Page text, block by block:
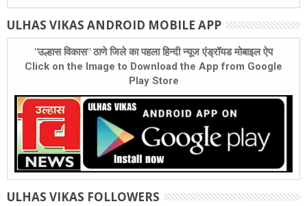
ULHAS VIKAS ANDROID MOBILE APP
"उल्हास विकास" ठाणे जिले का पहला हिन्दी न्यूज एंड्रॉयड मोबाइल ऐप
Click on the Image to Download the App from Google
Play Store
ULHAS VIKAS FOLLOWERS